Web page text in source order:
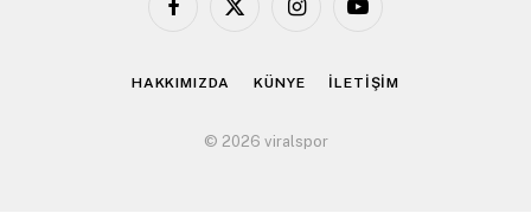
Facebook
X
InstagramYouTube
HAKKIMIZDA KÜNYE İLETİŞİM
© 2026 viralspor